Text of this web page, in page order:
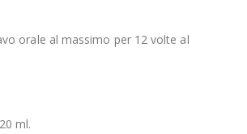
orale al massimo per 12 volte al
ml.